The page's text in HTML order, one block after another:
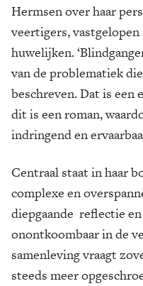
Hermsen over haar
veertigers,
huwelijken.
van de problematiek
beschreven. Dat is een
dit is een roman,
indringend en
Centraal staat in haar
complexe en
diepgaande reflectie
onontkoombaar in de
samenleving vraagt
steeds meer